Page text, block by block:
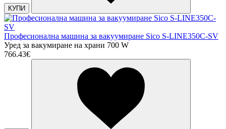
КУПИ
Професионална машина за вакуумиране Sico S-LINE350C-SV
Уред за вакумиране на храни 700 W
766.43€